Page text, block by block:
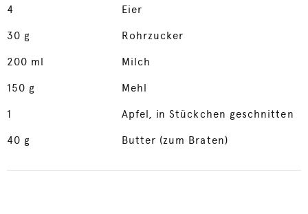
4 Eier
30 g Rohrzucker
200 ml Milch
150 g Mehl
1 Apfel, in Stückchen geschnitten
40 g Butter (zum Braten)